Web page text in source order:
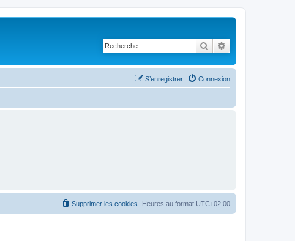
Rechercher
Connexion
S’enregistrer
Heures au format UTC+02:00
Supprimer les cookies